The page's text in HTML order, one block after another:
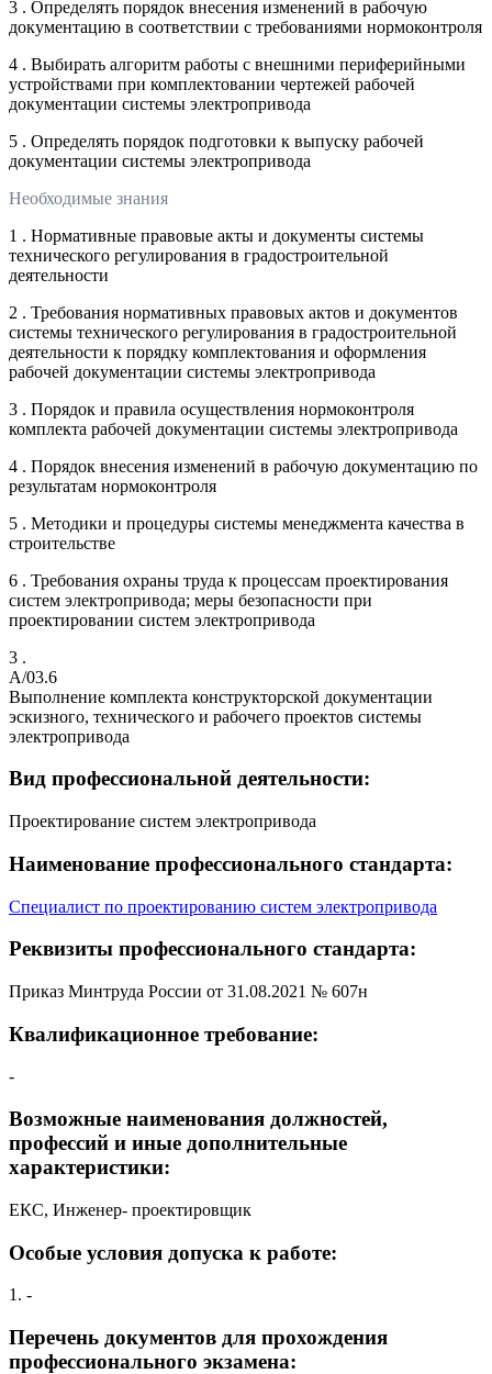
3 . Определять порядок внесения изменений в рабочую
документацию в соответствии с требованиями нормоконтроля
4 . Выбирать алгоритм работы с внешними периферийными
устройствами при комплектовании чертежей рабочей
документации системы электропривода
5 . Определять порядок подготовки к выпуску рабочей
документации системы электропривода
Необходимые знания
1 . Нормативные правовые акты и документы системы
технического регулирования в градостроительной
деятельности
2 . Требования нормативных правовых актов и документов
системы технического регулирования в градостроительной
деятельности к порядку комплектования и оформления
рабочей документации системы электропривода
3 . Порядок и правила осуществления нормоконтроля
комплекта рабочей документации системы электропривода
4 . Порядок внесения изменений в рабочую документацию по
результатам нормоконтроля
5 . Методики и процедуры системы менеджмента качества в
строительстве
6 . Требования охраны труда к процессам проектирования
систем электропривода; меры безопасности при
проектировании систем электропривода
3 .
A/03.6
Выполнение комплекта конструкторской документации
эскизного, технического и рабочего проектов системы
электропривода
Вид профессиональной деятельности:
Проектирование систем электропривода
Наименование профессионального стандарта:
Специалист по проектированию систем электропривода
Реквизиты профессионального стандарта:
Приказ Минтруда России от 31.08.2021 № 607н
Квалификационное требование:
-
Возможные наименования должностей,
профессий и иные дополнительные
характеристики:
ЕКС, Инженер- проектировщик
Особые условия допуска к работе:
1. -
Перечень документов для прохождения
профессионального экзамена: